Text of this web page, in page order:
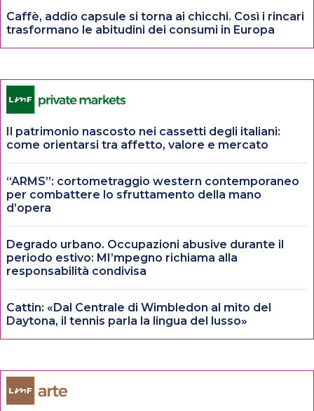
Caffè, addio capsule si torna ai chicchi. Così i rincari
trasformano le abitudini dei consumi in Europa
Il patrimonio nascosto nei cassetti degli italiani:
come orientarsi tra affetto, valore e mercato
“ARMS”: cortometraggio western contemporaneo
per combattere lo sfruttamento della mano
d’opera
Degrado urbano. Occupazioni abusive durante il
periodo estivo: MI’mpegno richiama alla
responsabilità condivisa
Cattin: «Dal Centrale di Wimbledon al mito del
Daytona, il tennis parla la lingua del lusso»